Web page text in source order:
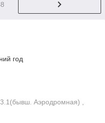
год
Аэродромная) ,